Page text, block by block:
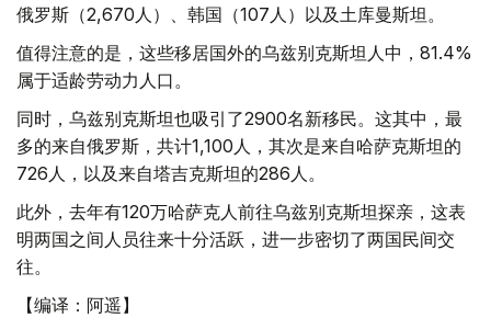
俄罗斯（2,670人）、韩国（107人）以及土库曼斯坦。
值得注意的是，这些移居国外的乌兹别克斯坦人中，81.4%
属于适龄劳动力人口。
同时，乌兹别克斯坦也吸引了2900名新移民。这其中，最
多的来自俄罗斯，共计1,100人，其次是来自哈萨克斯坦的
726人，以及来自塔吉克斯坦的286人。
此外，去年有120万哈萨克人前往乌兹别克斯坦探亲，这表
明两国之间人员往来十分活跃，进一步密切了两国民间交
往。
【编译：阿遥】